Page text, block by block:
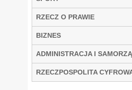
RZECZ O PRAWIE
BIZNES
ADMINISTRACJA I
RZECZPOSPOLITA